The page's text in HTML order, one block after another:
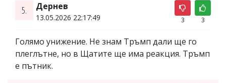
5. Дернев
13.05.2026 22:17:49 3 3
Голямо унижение. Не знам Тръмп дали ще го
плеглътне, но в Щатите ще има реакция. Тръмп
е пътник.